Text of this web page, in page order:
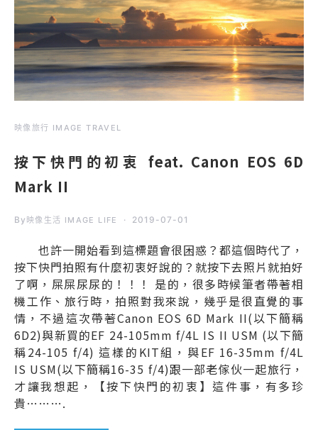
映像旅行 IMAGE TRAVEL
按下快門的初衷 feat. Canon EOS 6D
Mark II
By 映像生活 IMAGE LIFE 2019-07-01
也許一開始看到這標題會很困惑？都這個時代了，
按下快門拍照有什麼初衷好說的？就按下去照片就拍好
了啊，屎屎尿尿的！！！ 是的，很多時候筆者帶著相
機工作、旅行時，拍照對我來說，幾乎是很直覺的事
情，不過這次帶著Canon EOS 6D Mark II(以下簡稱
6D2)與新買的EF 24-105mm f/4L IS II USM (以下簡
稱24-105 f/4) 這樣的KIT組，與EF 16-35mm f/4L
IS USM(以下簡稱16-35 f/4)跟一部老傢伙一起旅行，
才讓我想起，【按下快門的初衷】這件事，有多珍
貴……….